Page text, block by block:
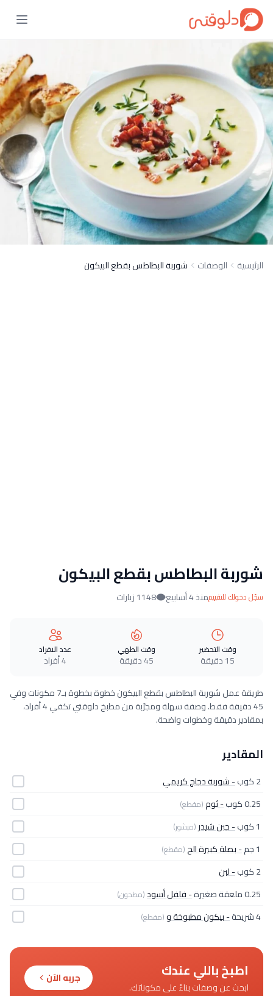
الرئيسية الوصفات شوربة البطاطس بقطع البيكون
شوربة البطاطس بقطع البيكون
سجّل دخولك للتقييممنذ 4 أسابيع 1148 زيارات
وقت التحضير
15 دقيقة
وقت الطهي
45 دقيقة
عدد الافراد
4 أفراد
طريقة عمل شوربة البطاطس بقطع البيكون خطوة بخطوة بـ7 مكونات وفي
45 دقيقة فقط. وصفة سهلة ومجرّبة من مطبخ دلوقتي تكفي 4 أفراد،
بمقادير دقيقة وخطوات واضحة.
المقادير
2 كوب
- شوربة دجاج كريمي
0.25 كوب
- ثوم(مقطع)
1 كوب - جبن شيدر (مبشور)
1 جم - بصلة كبيرة الح(مقطع)
2 كوب
- لبن
0.25 ملعقة صغيرة
- فلفل أسود(مطحون)
4 شريحة - بيكون مطبوخة و(مقطع)
اطبخ باللي عندك
ابحث عن وصفات بناءً على مكوناتك.
جربه الآن